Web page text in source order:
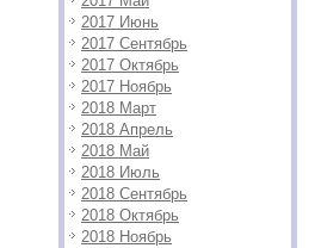
2017 Июнь
2017 Сентябрь
2017 Октябрь
2017 Ноябрь
2018 Март
2018 Апрель
2018 Май
2018 Июль
2018 Сентябрь
2018 Октябрь
2018 Ноябрь